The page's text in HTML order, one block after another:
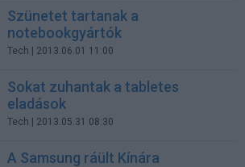
Szünetet tartanak a
notebookgyártók
Tech | 2013.06.01 11:00
Sokat zuhantak a tabletes
eladások
Tech | 2013.05.31 08:30
A Samsung ráült Kínára